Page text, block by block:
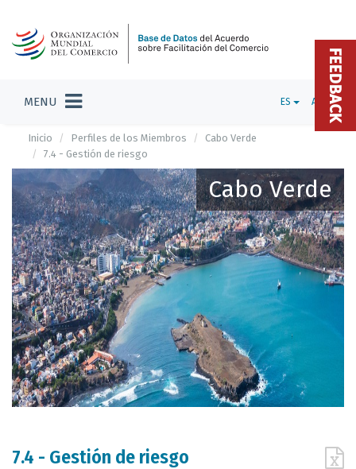
MENU ES ADMIN
Inicio Perfiles de los Miembros
Cabo Verde
7.4 - Gestión de riesgo
Cabo Verde
7.4 - Gestión de riesgo
FEEDBACK